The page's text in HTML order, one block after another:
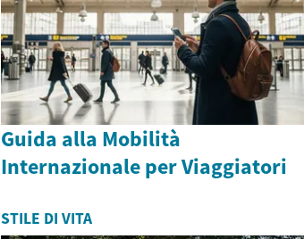
Guida alla Mobilità
Internazionale per Viaggiatori
STILE DI VITA